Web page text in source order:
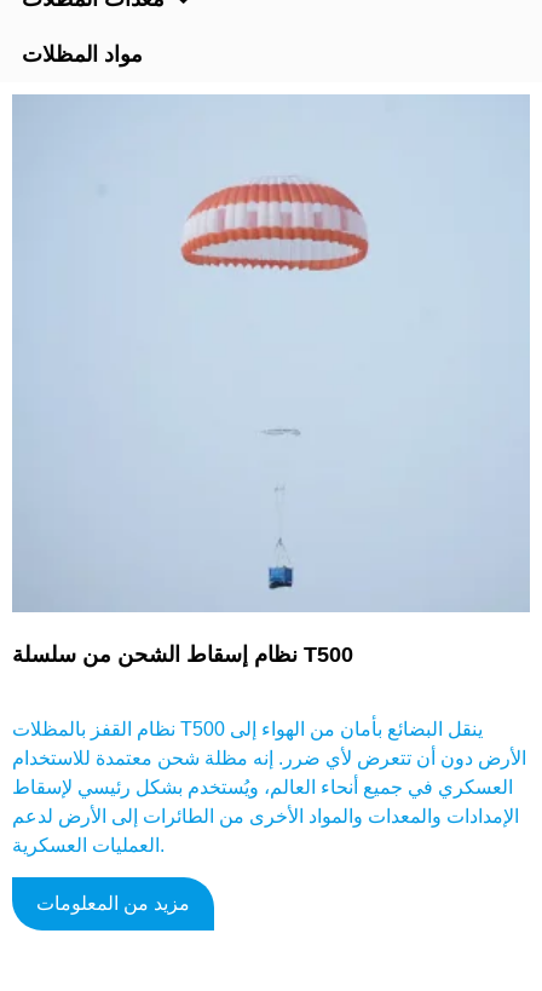
مواد المظلات
نظام إسقاط الشحن من سلسلة T500
نظام القفز بالمظلات T500 ينقل البضائع بأمان من الهواء إلى
الأرض دون أن تتعرض لأي ضرر. إنه مظلة شحن معتمدة للاستخدام
العسكري في جميع أنحاء العالم، ويُستخدم بشكل رئيسي لإسقاط
الإمدادات والمعدات والمواد الأخرى من الطائرات إلى الأرض لدعم
العمليات العسكرية.
مزيد من المعلومات